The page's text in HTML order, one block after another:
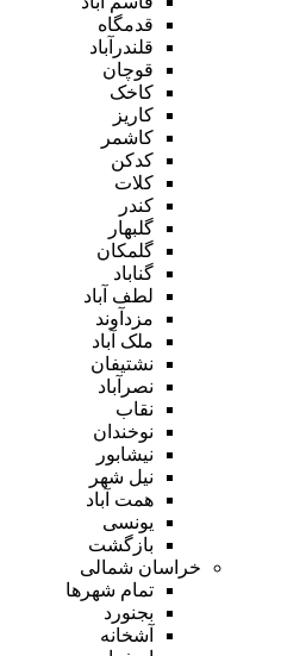
قدمگاه
قلندرآباد
قوچان
کاخک
کاریز
کاشمر
کدکن
کلات
کندر
گلبهار
گلمکان
گناباد
لطف آباد
مزدآوند
ملک آباد
نشتیفان
نصرآباد
نقاب
نوخندان
نیشابور
نیل شهر
همت آباد
یونسی
بازگشت
خراسان شمالی
تمام شهر‌ها
بجنورد
آشخانه